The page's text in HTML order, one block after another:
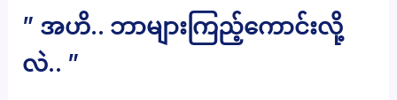
” အဟိ.. ဘာများကြည့်ကောင်းလို့
လဲ.. ”